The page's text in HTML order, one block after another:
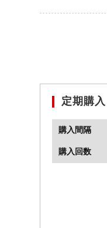
定期購入
購入間隔
購入回数